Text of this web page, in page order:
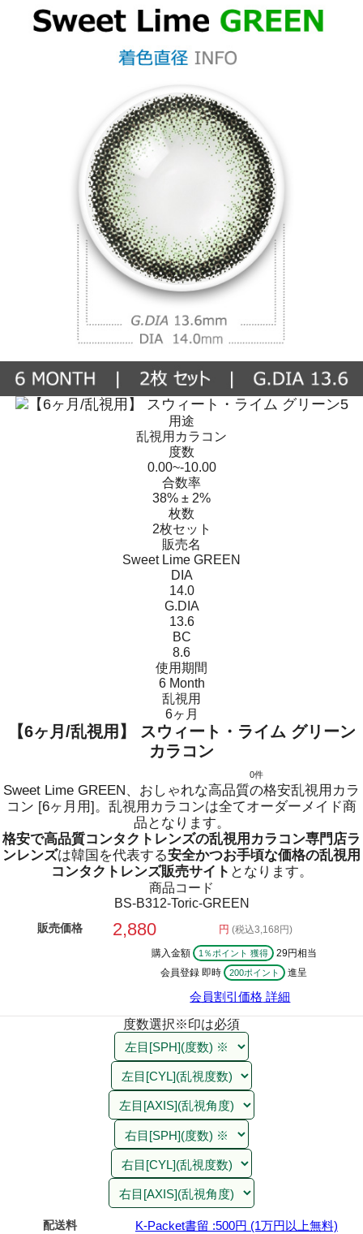
用途
乱視用カラコン
度数
0.00~-10.00
合数率
38% ± 2%
枚数
2枚セット
販売名
Sweet Lime GREEN
DIA
14.0
G.DIA
13.6
BC
8.6
使用期間
6 Month
乱視用
6ヶ月
【6ヶ月/乱視用】 スウィート・ライム グリーン
カラコン
0件
Sweet Lime GREEN、おしゃれな高品質の格安乱視用カラ
コン [6ヶ月用]。乱視用カラコンは全てオーダーメイド商
品となります。
格安で高品質コンタクトレンズの乱視用カラコン専門店ラ
ンレンズは韓国を代表する安全かつお手頃な価格の乱視用
コンタクトレンズ販売サイト となります。
商品コード
BS-B312-Toric-GREEN
販売価格 2,880 円 (税込3,168円)
購入金額 1％ポイント 獲得 29円相当
会員登録 即時 200ポイント 進呈
会員割引価格 詳細
度数選択※印は必須
配送料
K-Packet書留 :500円 (1万円以上無料)